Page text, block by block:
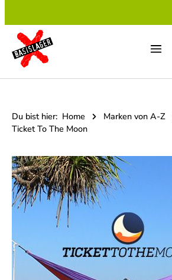
Du bist hier: Home
Marken von A-Z
Ticket To The Moon